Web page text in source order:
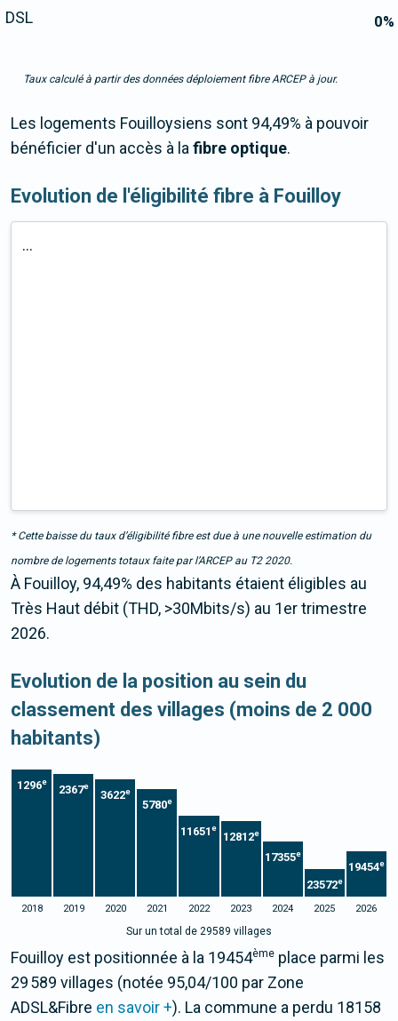
0%
DSL
Taux calculé à partir des données déploiement fibre ARCEP à jour.
Les logements Fouilloysiens sont 94,49% à pouvoir
bénéficier d'un accès à lafibre optique.
Evolution de l'éligibilité fibre à Fouilloy
...
* Cette baisse du taux d’éligibilité fibre est due à une nouvelle estimation du
nombre de logements totaux faite par l’ARCEP au T2 2020.
À Fouilloy, 94,49% des habitants étaient éligibles au
Très Haut débit (THD, >30Mbits/s) au 1er trimestre
2026.
Evolution de la position au sein du
classement des villages (moins de 2 000
habitants)
1296e
2367e
3622e
5780e
11651e
12812e
17355e
23572e
19454e
2018 2019 2020 2021 2022 2023 2024 2025 2026
Sur un total de 29589 villages
Fouilloy est positionnée à la 19454ème place parmi les
29 589 villages (notée 95,04/100 par Zone
ADSL&Fibre en savoir +). La commune a perdu 18158